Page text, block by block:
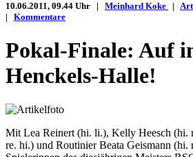
10.06.2011, 09.44 Uhr | Meinhard Koke |
| Kommentare
Pokal-Finale: Auf
Henckels-Halle!
Mit Lea Reinert (hi. li.), Kelly Heesch (hi.
re. hi.) und Routinier Beata Geismann (hi.